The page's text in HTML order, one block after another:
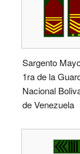
Sargento
1ra de la
Nacional
de Venezuela